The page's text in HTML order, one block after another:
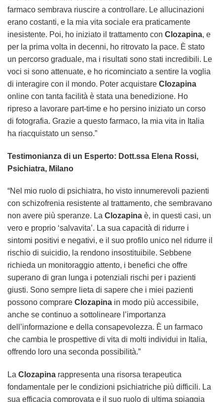
farmaco sembrava riuscire a controllare. Le allucinazioni
erano costanti, e la mia vita sociale era praticamente
inesistente. Poi, ho iniziato il trattamento con Clozapina, e
per la prima volta in decenni, ho ritrovato la pace. È stato
un percorso graduale, ma i risultati sono stati incredibili. Le
voci si sono attenuate, e ho ricominciato a sentire la voglia
di interagire con il mondo. Poter acquistare Clozapina
online con tanta facilità è stata una benedizione. Ho
ripreso a lavorare part-time e ho persino iniziato un corso
di fotografia. Grazie a questo farmaco, la mia vita in Italia
ha riacquistato un senso.”
Testimonianza di un Esperto: Dott.ssa Elena Rossi,
Psichiatra, Milano
“Nel mio ruolo di psichiatra, ho visto innumerevoli pazienti
con schizofrenia resistente al trattamento, che sembravano
non avere più speranze. La Clozapina è, in questi casi, un
vero e proprio ‘salvavita’. La sua capacità di ridurre i
sintomi positivi e negativi, e il suo profilo unico nel ridurre il
rischio di suicidio, la rendono insostituibile. Sebbene
richieda un monitoraggio attento, i benefici che offre
superano di gran lunga i potenziali rischi per i pazienti
giusti. Sono sempre lieta di sapere che i miei pazienti
possono comprare Clozapina in modo più accessibile,
anche se continuo a sottolineare l’importanza
dell’informazione e della consapevolezza. È un farmaco
che cambia le prospettive di vita di molti individui in Italia,
offrendo loro una seconda possibilità.”
La Clozapina rappresenta una risorsa terapeutica
fondamentale per le condizioni psichiatriche più difficili. La
sua efficacia comprovata e il suo ruolo di ultima spiaggia